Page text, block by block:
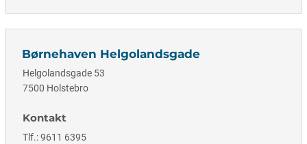
Børnehaven Helgolandsgade
Helgolandsgade 53
7500 Holstebro
Kontakt
Tlf.: 9611 6395